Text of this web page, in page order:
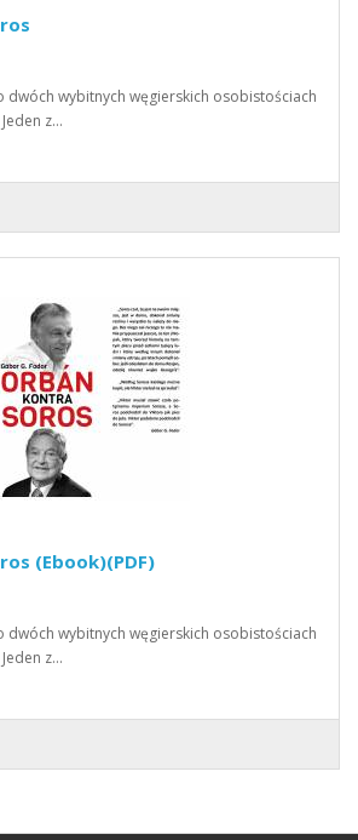
dwóch wybitnych węgierskich osobistościach
z…
(Ebook)(PDF)
dwóch wybitnych węgierskich osobistościach
z…